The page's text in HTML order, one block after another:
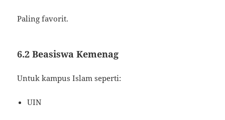
Paling favorit.
6.2 Beasiswa Kemenag
Untuk kampus Islam seperti:
UIN